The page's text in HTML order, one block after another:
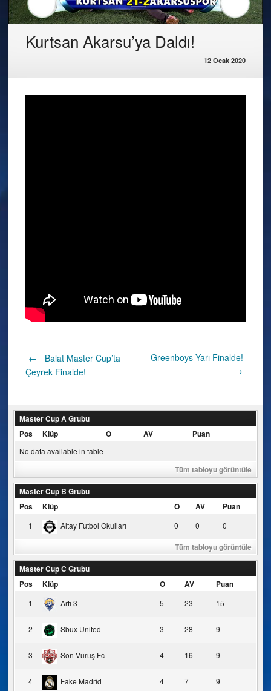
Kurtsan Akarsu’ya Daldı!
12 Ocak 2020
Post
←
Balat Master Cup’ta
Çeyrek Finalde!
Greenboys Yarı Finalde!
→
Master Cup A Grubu
Pos
Klüp O AV Puan
No data available in table
Tüm tabloyu görüntüle
Master Cup B Grubu
Pos
Klüp O AV Puan
1 Altay Futbol Okulları 0 0 0
Tüm tabloyu görüntüle
Master Cup C Grubu
Pos
Klüp O AV Puan
1 Artı 3 5 23 15
2 Sbux United 3 28 9
3 Son Vuruş Fc 4 16 9
4 Fake Madrid 4 7 9